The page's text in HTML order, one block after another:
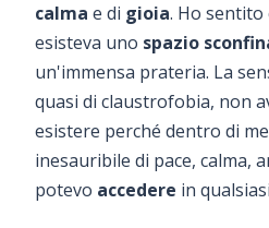
calma e di gioia. Ho sentito
esisteva uno spazio
un'immensa prateria. La
quasi di claustrofobia, non
esistere perché dentro di
inesauribile di pace, calma,
potevo accedere in